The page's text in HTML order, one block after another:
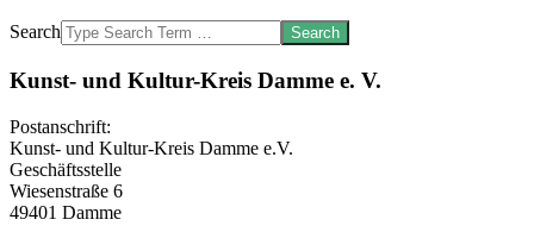
Search
Kunst- und Kultur-Kreis Damme e. V.
Postanschrift:
Kunst- und Kultur-Kreis Damme e.V.
Geschäftsstelle
Wiesenstraße 6
49401 Damme